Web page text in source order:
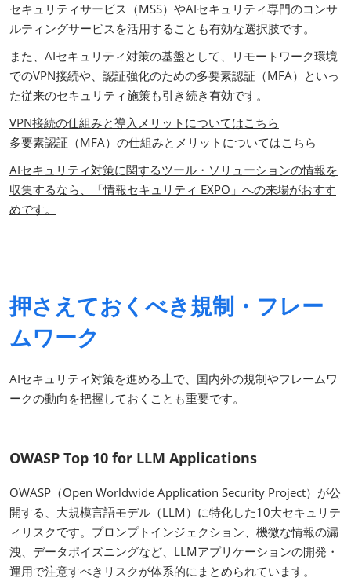
セキュリティサービス（MSS）やAIセキュリティ専門のコンサ
ルティングサービスを活用することも有効な選択肢です。
また、AIセキュリティ対策の基盤として、リモートワーク環境
でのVPN接続や、認証強化のための多要素認証（MFA）といっ
た従来のセキュリティ施策も引き続き有効です。
VPN接続の仕組みと導入メリットについてはこちら
多要素認証（MFA）の仕組みとメリットについてはこちら
AIセキュリティ対策に関するツール・ソリューションの情報を
収集するなら、「情報セキュリティ EXPO」への来場がおすす
めです。
押さえておくべき規制・フレー
ムワーク
AIセキュリティ対策を進める上で、国内外の規制やフレームワ
ークの動向を把握しておくことも重要です。
OWASP Top 10 for LLM Applications
OWASP（Open Worldwide Application Security Project）が公
開する、大規模言語モデル（LLM）に特化した10大セキュリテ
ィリスクです。プロンプトインジェクション、機微な情報の漏
洩、データポイズニングなど、LLMアプリケーションの開発・
運用で注意すべきリスクが体系的にまとめられています。